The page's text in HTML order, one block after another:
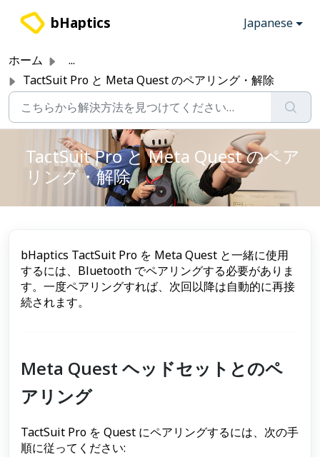
bHaptics Japanese
ホーム
...
TactSuit Pro と Meta Quest のペアリング・解除
TactSuit Pro と Meta Quest のペア
リング・解除
bHaptics TactSuit Pro を Meta Quest と一緒に使用
するには、Bluetooth でペアリングする必要がありま
す。一度ペアリングすれば、次回以降は自動的に再接
続されます。
Meta Quest ヘッドセットとのペ
アリング
TactSuit Pro を Quest にペアリングするには、次の手
順に従ってください: